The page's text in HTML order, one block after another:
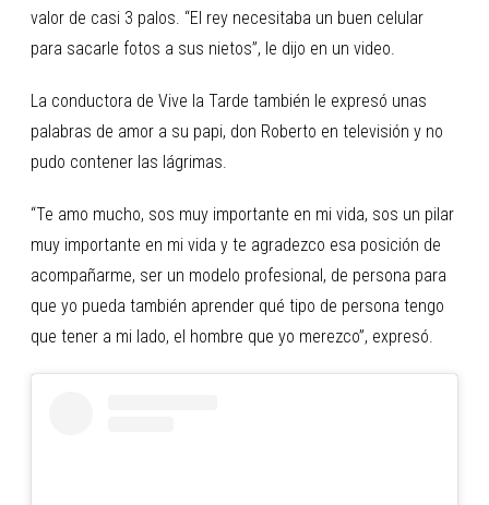
valor de casi 3 palos. “El rey necesitaba un buen celular
para sacarle fotos a sus nietos”, le dijo en un video.
La conductora de Vive la Tarde también le expresó unas
palabras de amor a su papi, don Roberto en televisión y no
pudo contener las lágrimas.
“Te amo mucho, sos muy importante en mi vida, sos un pilar
muy importante en mi vida y te agradezco esa posición de
acompañarme, ser un modelo profesional, de persona para
que yo pueda también aprender qué tipo de persona tengo
que tener a mi lado, el hombre que yo merezco”, expresó.